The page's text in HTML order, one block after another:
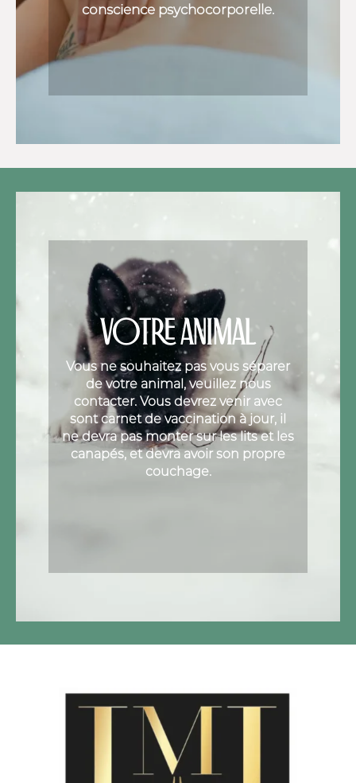
conscience psychocorporelle.
VOTRE ANIMAL
Vous ne souhaitez pas vous séparer
de votre animal, veuillez nous
contacter. Vous devrez venir avec
sont carnet de vaccination à jour, il
ne devra pas monter sur les lits et les
canapés, et devra avoir son propre
couchage.